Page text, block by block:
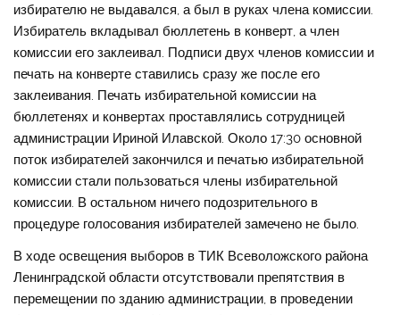
избирателю не выдавался, а был в руках члена комиссии.
Избиратель вкладывал бюллетень в конверт, а член
комиссии его заклеивал. Подписи двух членов комиссии и
печать на конверте ставились сразу же после его
заклеивания. Печать избирательной комиссии на
бюллетенях и конвертах проставлялись сотрудницей
администрации Ириной Илавской. Около 17:30 основной
поток избирателей закончился и печатью избирательной
комиссии стали пользоваться члены избирательной
комиссии. В остальном ничего подозрительного в
процедуре голосования избирателей замечено не было.
В ходе освещения выборов в ТИК Всеволожского района
Ленинградской области отсутствовали препятствия в
перемещении по зданию администрации, в проведении